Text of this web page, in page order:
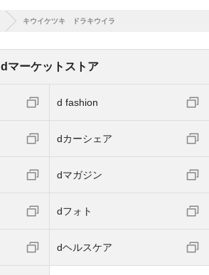
キウイケツキ ドラキウイラ
dマーケットストア
d fashion
dカーシェア
dマガジン
dフォト
dヘルスケア